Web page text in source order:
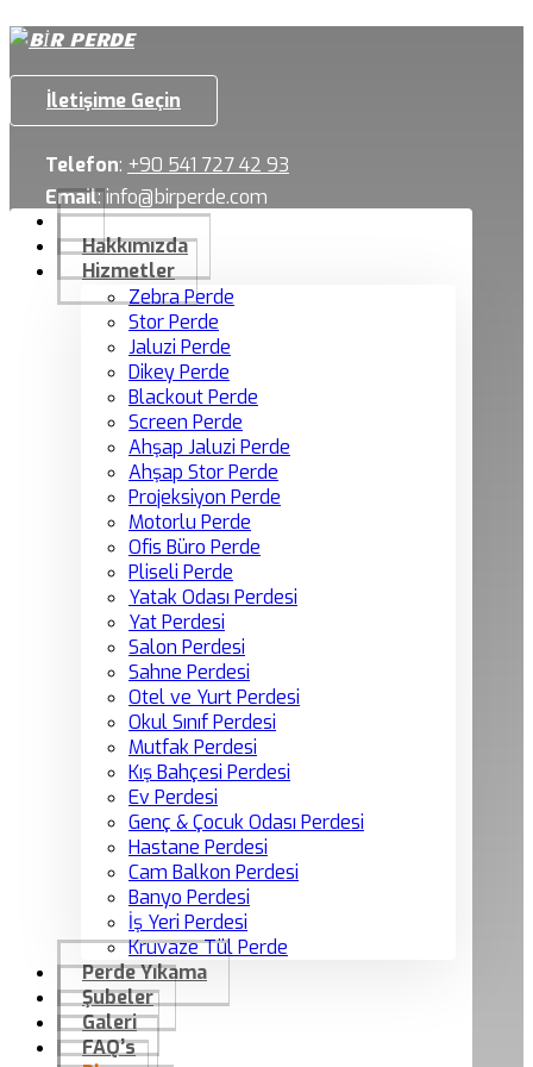
İletişime Geçin
Telefon: +90 541 727 42 93
Email:info@birperde.com
Hakkımızda
Hizmetler
Zebra Perde
Stor Perde
Jaluzi Perde
Dikey Perde
Blackout Perde
Screen Perde
Ahşap Jaluzi Perde
Ahşap Stor Perde
Projeksiyon Perde
Motorlu Perde
Ofis Büro Perde
Pliseli Perde
Yatak Odası Perdesi
Yat Perdesi
Salon Perdesi
Sahne Perdesi
Otel ve Yurt Perdesi
Okul Sınıf Perdesi
Mutfak Perdesi
Kış Bahçesi Perdesi
Ev Perdesi
Genç & Çocuk Odası Perdesi
Hastane Perdesi
Cam Balkon Perdesi
Banyo Perdesi
İş Yeri Perdesi
Kruvaze Tül Perde
Perde Yıkama
Şubeler
Galeri
FAQ’s